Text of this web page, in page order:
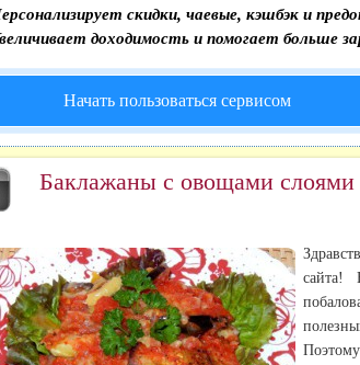
скидки, чаевые, кэшбэк и
доходимость и помогает больше
Начать пользоваться сервисом
Баклажаны с овощами слоями
сайта!